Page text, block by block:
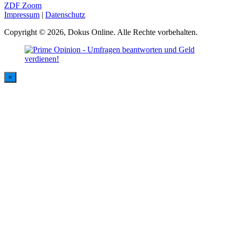
ZDF Zoom
Impressum | Datenschutz
Copyright © 2026, Dokus Online. Alle Rechte vorbehalten.
×